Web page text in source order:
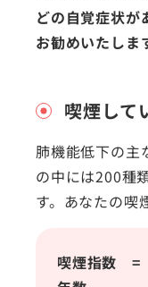
どの自覚症状が
お勧めいたしま
喫煙して
肺機能低下の主
の中には200種
す。あなたの喫
喫煙指数 =